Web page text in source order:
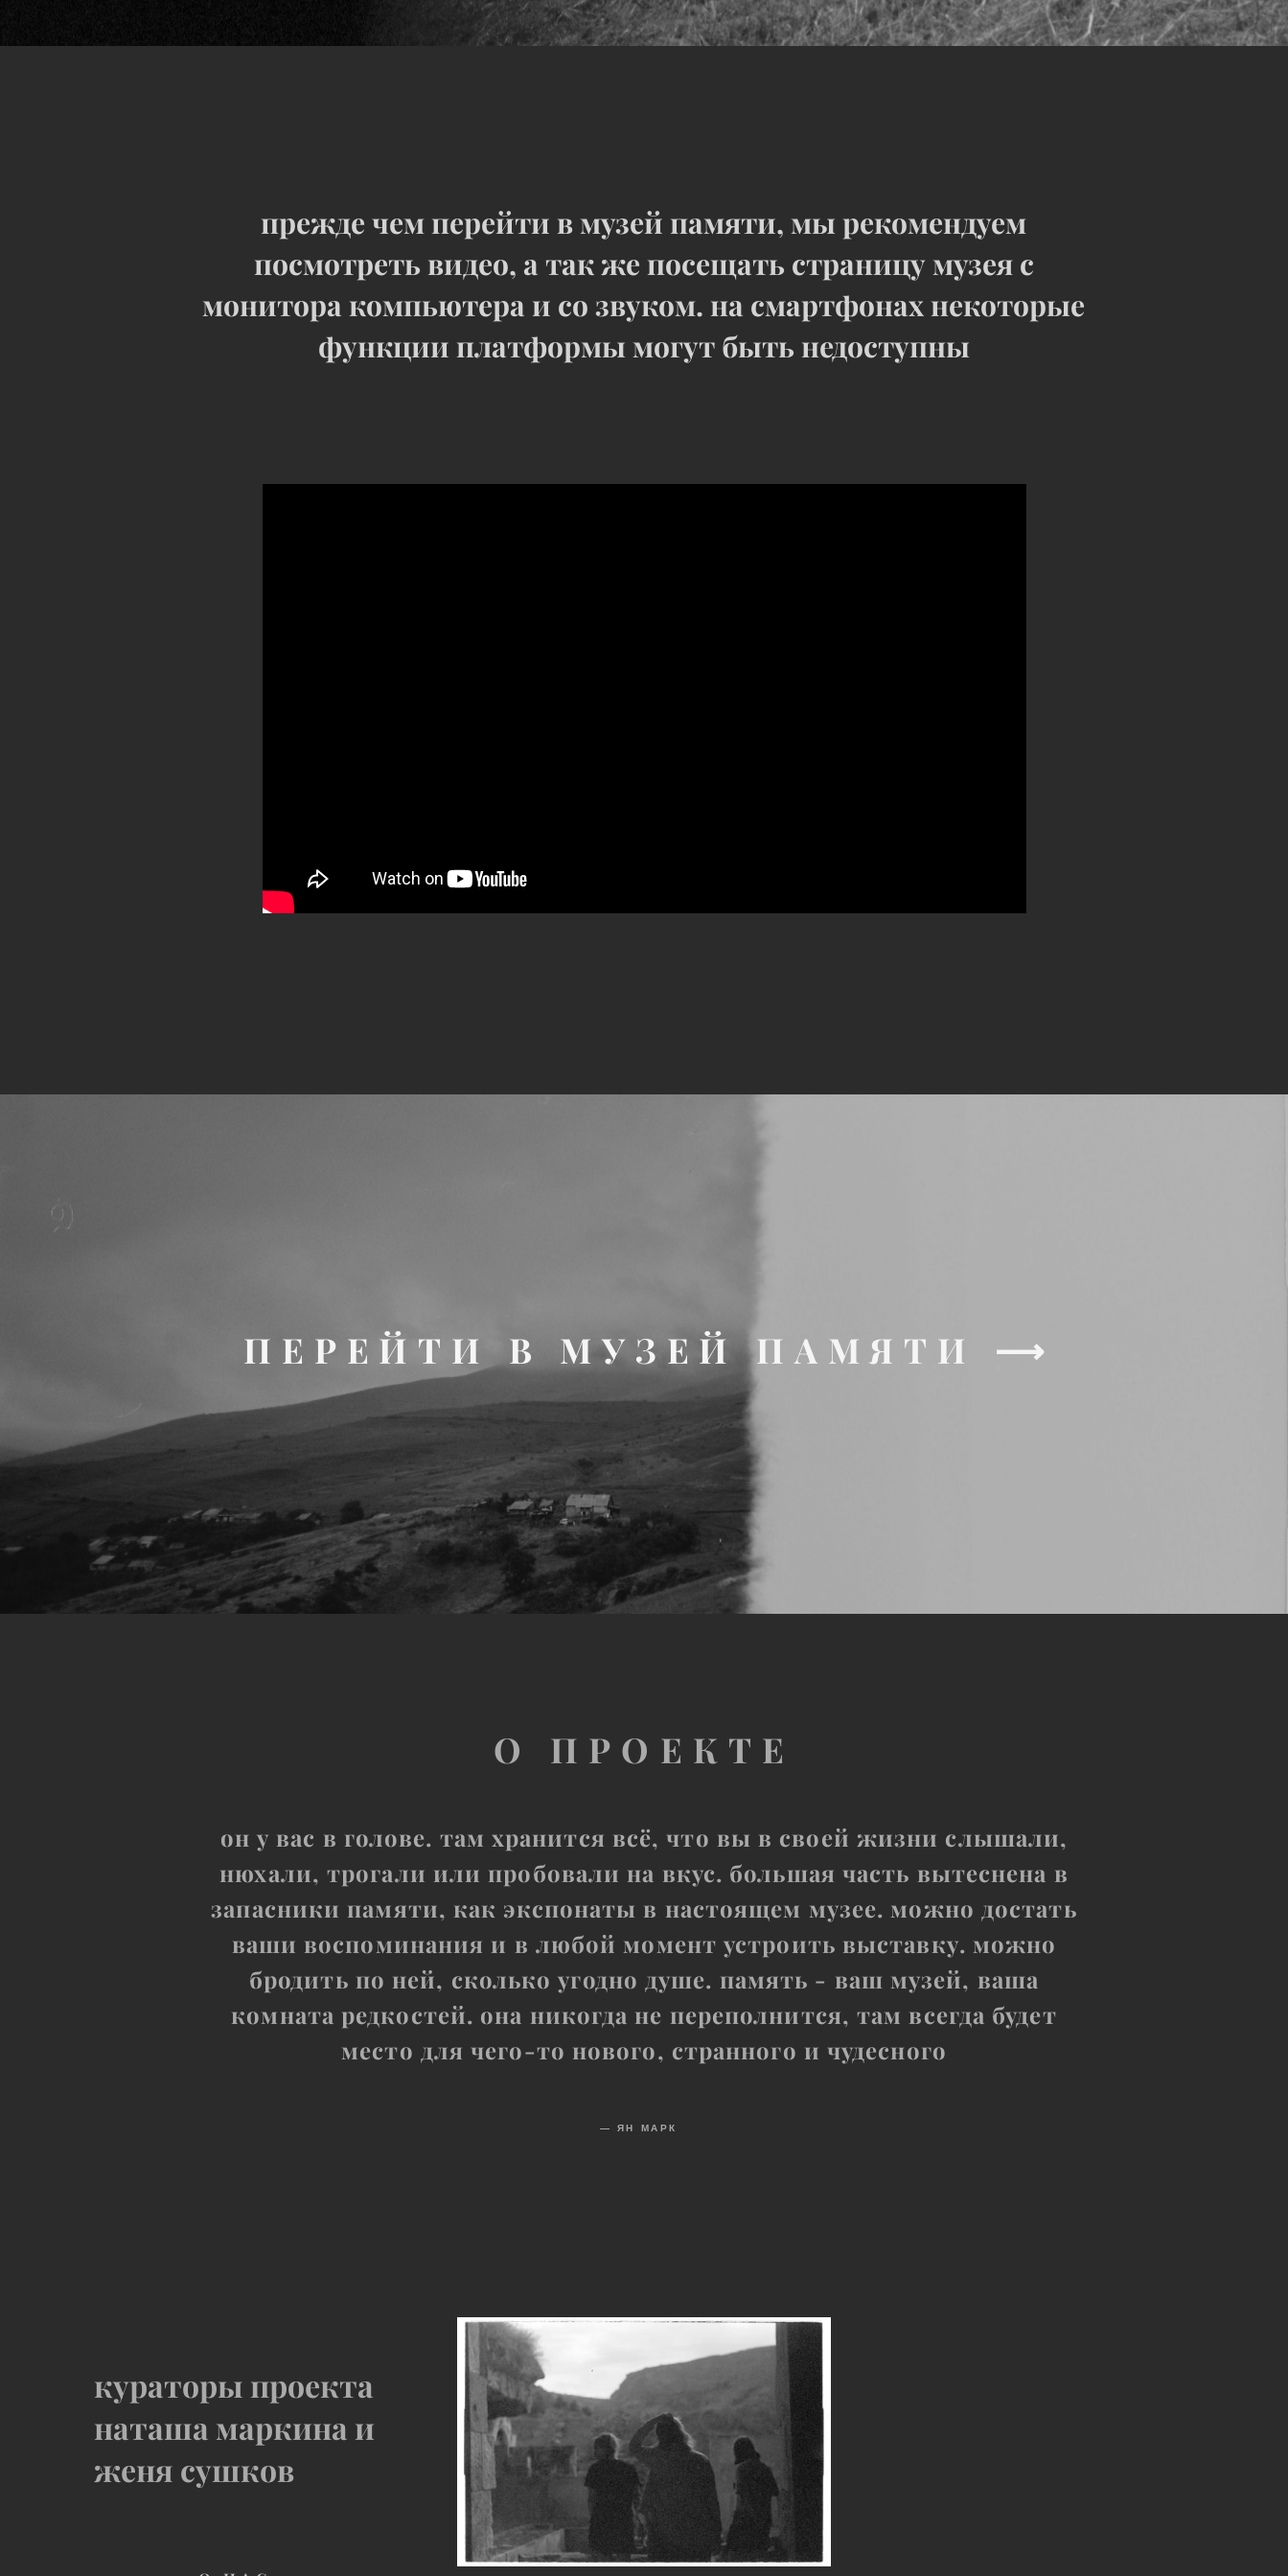
прежде чем перейти в музей памяти, мы рекомендуем
посмотреть видео, а так же посещать страницу музея с
монитора компьютера и со звуком. на смартфонах некоторые
функции платформы могут быть недоступны
ПЕРЕЙТИ В МУЗЕЙ ПАМЯТИ ⟶
О ПРОЕКТЕ
он у вас в голове. там хранится всё, что вы в своей жизни слышали,
нюхали, трогали или пробовали на вкус. большая часть вытеснена в
запасники памяти, как экспонаты в настоящем музее. можно достать
ваши воспоминания и в любой момент устроить выставку. можно
бродить по ней, сколько угодно душе. память - ваш музей, ваша
комната редкостей. она никогда не переполнится, там всегда будет
место для чего-то нового, странного и чудесного
— ЯН МАРК
кураторы проекта
наташа маркина и
женя сушков